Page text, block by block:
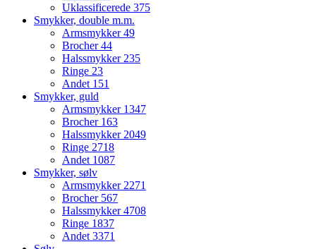
Uklassificerede 375
Smykker, double m.m.
Armsmykker49
Brocher44
Halssmykker 235
Ringe 23
Andet 151
Smykker, guld
Armsmykker 1347
Brocher 163
Halssmykker 2049
Ringe 2718
Andet 1087
Smykker, sølv
Armsmykker 2271
Brocher 567
Halssmykker4708
Ringe 1837
Andet 3371